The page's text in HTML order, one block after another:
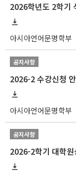
아시아언어문명학부
공지사항
2026-2 수강신청
아시아언어문명학부
공지사항
2026-2학기 대학